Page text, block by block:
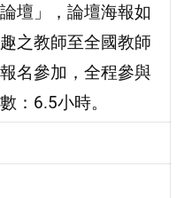
壇」，論壇海報如
之教師至全國教師
名參加，全程參與
：6.5小時。